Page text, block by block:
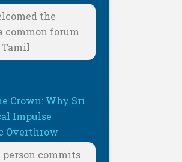
the
common forum
Crown: Why Sri
Impulse
Overthrow
person commits